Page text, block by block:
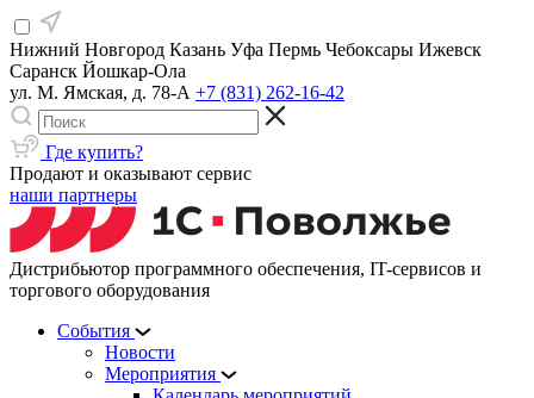
Нижний Новгород Казань Уфа Пермь Чебоксары Ижевск
Саранск Йошкар-Ола
ул. М. Ямская, д. 78-А +7 (831) 262-16-42
Где купить?
Продают и оказывают сервис
наши партнеры
Дистрибьютор программного обеспечения, IT-сервисов и
торгового оборудования
События
Новости
Мероприятия